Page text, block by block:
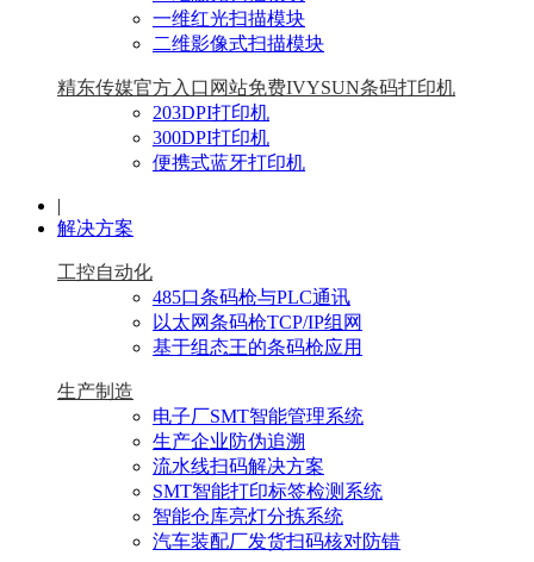
一维红光扫描模块
二维影像式扫描模块
精东传媒官方入口网站免费IVYSUN条码打印机
203DPI打印机
300DPI打印机
便携式蓝牙打印机
|
解决方案
工控自动化
485口条码枪与PLC通讯
以太网条码枪TCP/IP组网
基于组态王的条码枪应用
生产制造
电子厂SMT智能管理系统
生产企业防伪追溯
流水线扫码解决方案
SMT智能打印标签检测系统
智能仓库亮灯分拣系统
汽车装配厂发货扫码核对防错